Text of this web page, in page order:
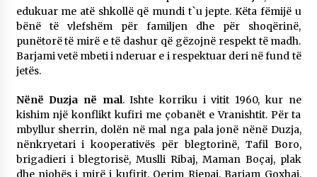
edukuar me atë shkollë që mundi t`u jepte. Këta fëmijë u
bënë të vlefshëm për familjen dhe për shoqërinë,
punëtorë të mirë e të dashur që gëzojnë respekt të madh.
Barjami vetë mbeti i nderuar e i respektuar deri në fund të
jetës.
Nënë Duzja në mal. Ishte korriku i vitit 1960, kur ne
kishim një konflikt kufiri me çobanët e Vranishtit. Për ta
mbyllur sherrin, dolën në mal nga pala jonë nënë Duzja,
nënkryetari i kooperativës për blegtorinë, Tafil Boro,
brigadieri i blegtorisë, Muslli Ribaj, Maman Boçaj, plak
dhe njohës i mirë i kufirit, Qerim Rjepaj, Barjam Goxhaj,